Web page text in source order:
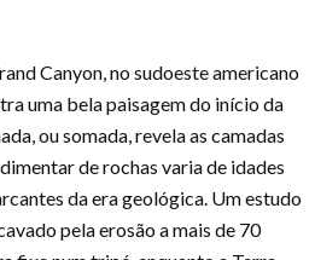
Canyon, no sudoeste americano
uma bela paisagem do início da
ou somada, revela as camadas
de rochas varia de idades
da era geológica. Um estudo
pela erosão a mais de 70